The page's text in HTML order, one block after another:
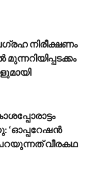
നിരീക്ഷണം
മുന്നറിയിപ്പടക്കം
‘ഓപ്പറേഷൻ
വീരകഥ